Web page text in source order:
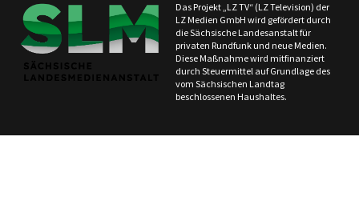
Das Projekt „LZ TV“ (LZ Television) der
LZ Medien GmbH wird gefördert durch
die Sächsische Landesanstalt für
privaten Rundfunk und neue Medien.
Diese Maßnahme wird mitfinanziert
durch Steuermittel auf Grundlage des
vom Sächsischen Landtag
beschlossenen Haushaltes.